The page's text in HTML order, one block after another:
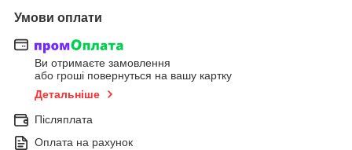
Умови оплати
Ви отримаєте замовлення
або гроші повернуться на вашу картку
Детальніше
Післяплата
Оплата на рахунок